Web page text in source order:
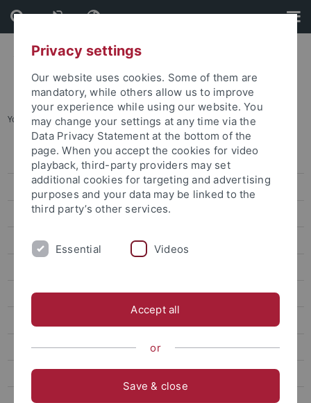
Skip
to
content
Skip
to
footer
You are here: Startseite ... Professuren
Freie Stellen
IT & Bib / Technik & Handwerk / Verwaltung
Professuren
Postdocs, Juniorprofessuren, Nachwuchsgruppenleitungen
Internationale Forschende
Exzellente Forschungsbedingungen
Werte
Karriereentwicklung
Benefits
Privacy settings
Our website uses cookies. Some of them are
mandatory, while others allow us to improve
your experience while using our website. You
may change your settings at any time via the
Data Privacy Statement at the bottom of the
page. When you accept the cookies for video
playback, third-party providers may set
additional cookies for targeting and advertising
purposes and your data may be linked to the
third party’s other services.
Essential Videos
Accept all
or
Save & close